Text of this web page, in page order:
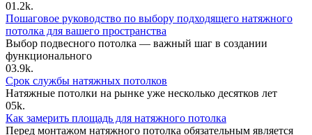
01.2k.
Пошаговое руководство по выбору подходящего натяжного
потолка для вашего пространства
Выбор подвесного потолка — важный шаг в создании
функционального
03.9k.
Срок службы натяжных потолков
Натяжные потолки на рынке уже несколько десятков лет
05k.
Как замерить площадь для натяжного потолка
Перед монтажом натяжного потолка обязательным является